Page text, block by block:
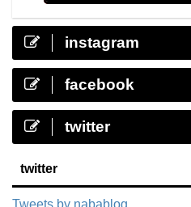
instagram
facebook
twitter
twitter
Tweets by nabablog